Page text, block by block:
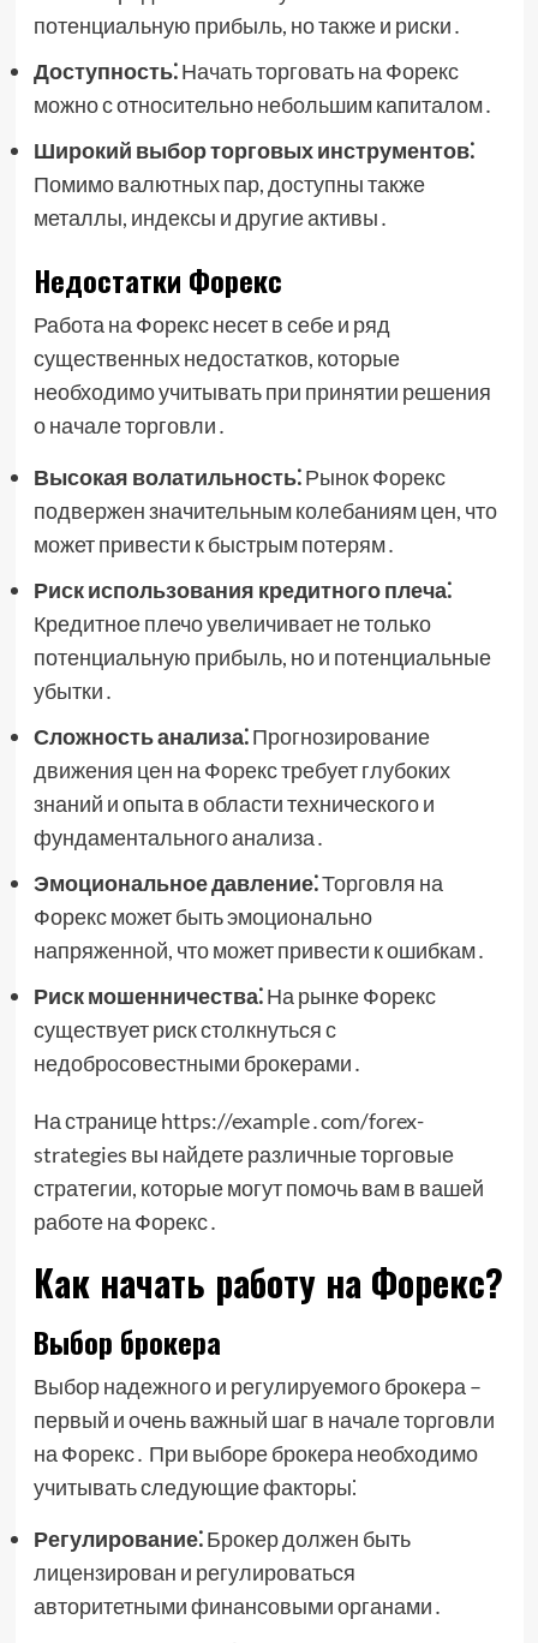
потенциальную прибыль, но также и риски․
Доступность⁚Начать торговать на Форекс
можно с относительно небольшим капиталом․
Широкий выбор торговых инструментов⁚
Помимо валютных пар, доступны также
металлы, индексы и другие активы․
Недостатки Форекс
Работа на Форекс несет в себе и ряд
существенных недостатков, которые
необходимо учитывать при принятии решения
о начале торговли․
Высокая волатильность⁚Рынок Форекс
подвержен значительным колебаниям цен, что
может привести к быстрым потерям․
Риск использования кредитного плеча⁚
Кредитное плечо увеличивает не только
потенциальную прибыль, но и потенциальные
убытки․
Сложность анализа⁚Прогнозирование
движения цен на Форекс требует глубоких
знаний и опыта в области технического и
фундаментального анализа․
Эмоциональное давление⁚Торговля на
Форекс может быть эмоционально
напряженной, что может привести к ошибкам․
Риск мошенничества⁚На рынке Форекс
существует риск столкнуться с
недобросовестными брокерами․
На странице https://example․com/forex-
strategies вы найдете различные торговые
стратегии, которые могут помочь вам в вашей
работе на Форекс․
Как начать работу на Форекс?
Выбор брокера
Выбор надежного и регулируемого брокера –
первый и очень важный шаг в начале торговли
на Форекс․ При выборе брокера необходимо
учитывать следующие факторы⁚
Регулирование⁚Брокер должен быть
лицензирован и регулироваться
авторитетными финансовыми органами․